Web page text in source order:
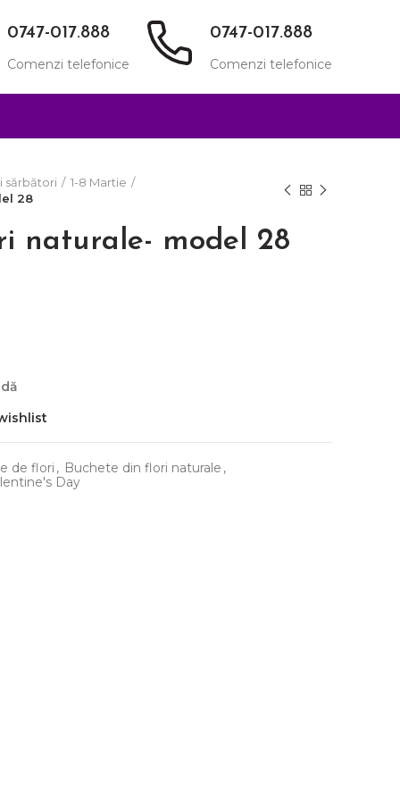
0747-017.888
Comenzi telefonice
0747-017.888
Comenzi telefonice
sărbători
1-8 Martie
28
naturale- model 28
de flori , Buchete din flori naturale ,
Day